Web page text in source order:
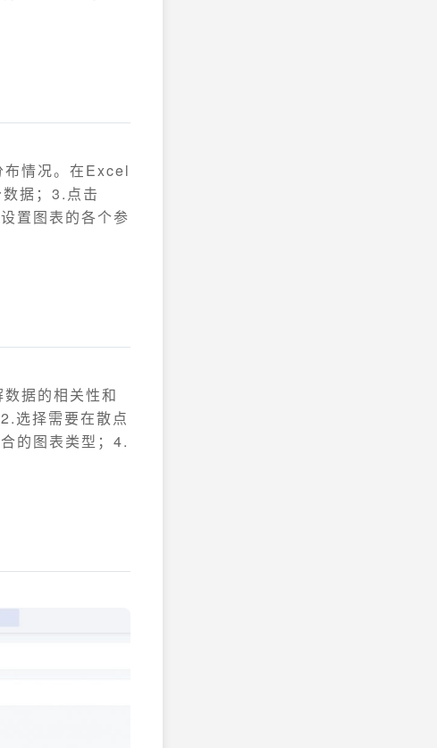
布情况。在Excel
据；3.点击
置图表的各个参
据的相关性和
选择需要在散点
的图表类型；4.